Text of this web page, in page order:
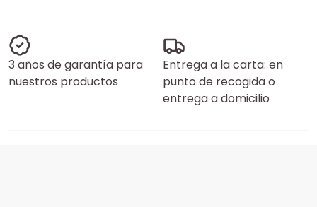
3 años de garantía para
nuestros productos
Entrega a la carta: en
punto de recogida o
entrega a domicilio